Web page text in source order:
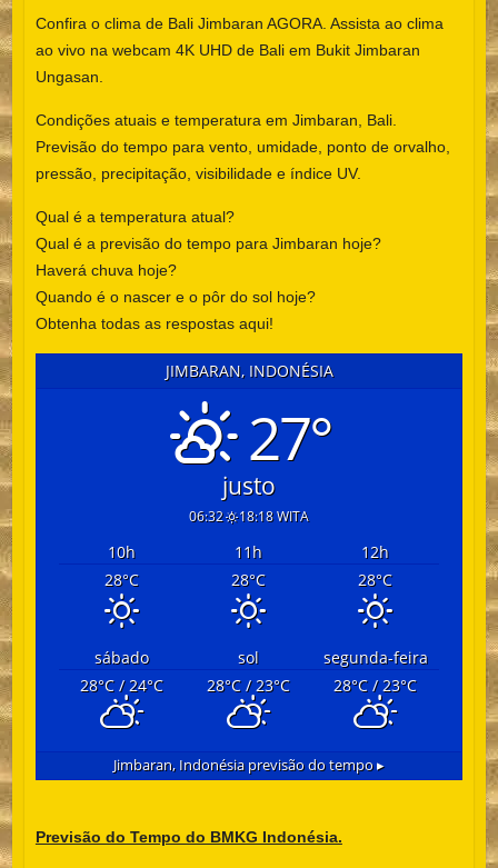
Confira o clima de Bali Jimbaran AGORA. Assista ao clima
ao vivo na webcam 4K UHD de Bali em Bukit Jimbaran
Ungasan.
Condições atuais e temperatura em Jimbaran, Bali.
Previsão do tempo para vento, umidade, ponto de orvalho,
pressão, precipitação, visibilidade e índice UV.
Qual é a temperatura atual?
Qual é a previsão do tempo para Jimbaran hoje?
Haverá chuva hoje?
Quando é o nascer e o pôr do sol hoje?
Obtenha todas as respostas aqui!
JIMBARAN, INDONÉSIA
27°
justo
06:32 18:18 WITA
10h 11h 12h
28°C 28°C 28°C
sábado sol
segunda-feira
28°C/ 24°C 28°C/ 23°C 28°C/ 23°C
Jimbaran, Indonésiaprevisão do tempo ▸
Previsão do Tempo do BMKG Indonésia.